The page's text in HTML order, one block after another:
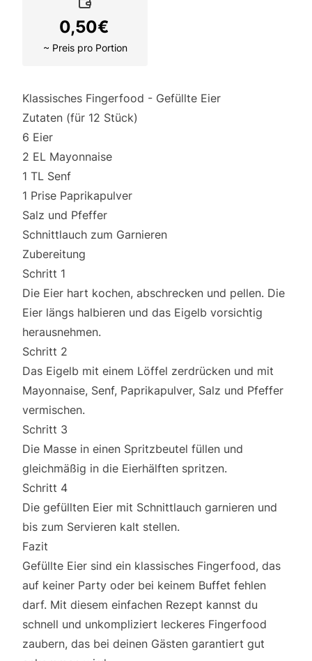
0,50€
~ Preis pro Portion
Klassisches Fingerfood - Gefüllte Eier
Zutaten (für 12 Stück)
6 Eier
2 EL Mayonnaise
1 TL Senf
1 Prise Paprikapulver
Salz und Pfeffer
Schnittlauch zum Garnieren
Zubereitung
Schritt 1
Die Eier hart kochen, abschrecken und pellen. Die
Eier längs halbieren und das Eigelb vorsichtig
herausnehmen.
Schritt 2
Das Eigelb mit einem Löffel zerdrücken und mit
Mayonnaise, Senf, Paprikapulver, Salz und Pfeffer
vermischen.
Schritt 3
Die Masse in einen Spritzbeutel füllen und
gleichmäßig in die Eierhälften spritzen.
Schritt 4
Die gefüllten Eier mit Schnittlauch garnieren und
bis zum Servieren kalt stellen.
Fazit
Gefüllte Eier sind ein klassisches Fingerfood, das
auf keiner Party oder bei keinem Buffet fehlen
darf. Mit diesem einfachen Rezept kannst du
schnell und unkompliziert leckeres Fingerfood
zaubern, das bei deinen Gästen garantiert gut